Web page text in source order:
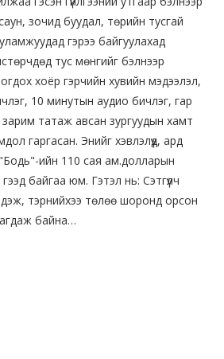
саун, зочид буудал, төрийн тусгай
гэрээ байгуулахад
тус мөнгийг бэлнээр
хоёр гэрчийн хувийн мэдээлэл,
10 минутын аудио бичлэг, гар
татаж авсан зургуудын хамт
гаргасан. Энийг хэвлэлүүд, ард
ийн 110 сая ам.долларын
гээд байгаа юм. Гэтэл нь: Сэтгүүлч
тэрнийхээ төлөө шоронд орсон
байна…